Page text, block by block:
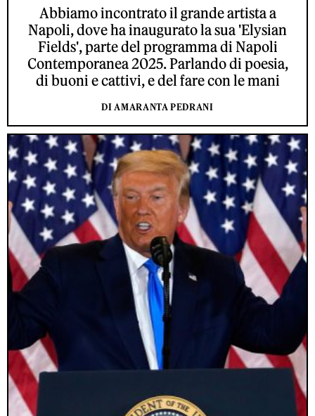
Abbiamo incontrato il grande artista a
Napoli, dove ha inaugurato la sua 'Elysian
Fields', parte del programma di Napoli
Contemporanea 2025. Parlando di poesia,
di buoni e cattivi, e del fare con le mani
DI AMARANTA PEDRANI